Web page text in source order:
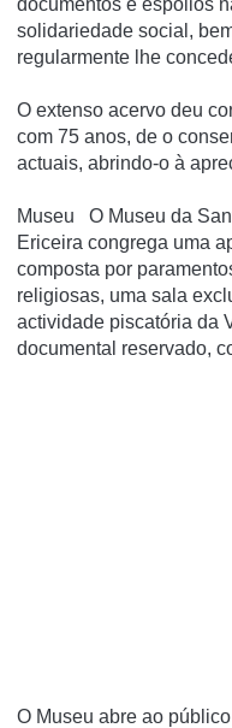
solidariedade social,
regularmente lhe
O extenso acervo deu
com 75 anos, de o
actuais, abrindo-o à
Museu O Museu da
Ericeira congrega uma
composta por
religiosas, uma sala
actividade piscatória da
documental reservado,
O Museu abre ao